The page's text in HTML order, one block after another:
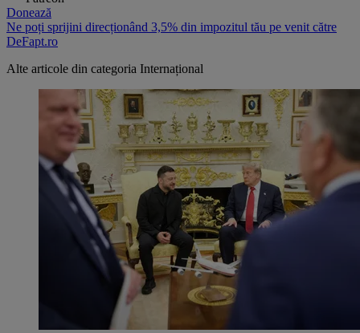
Donează
Ne poți sprijini direcționând 3,5% din impozitul tău pe venit către
DeFapt.ro
Alte articole din categoria Internațional